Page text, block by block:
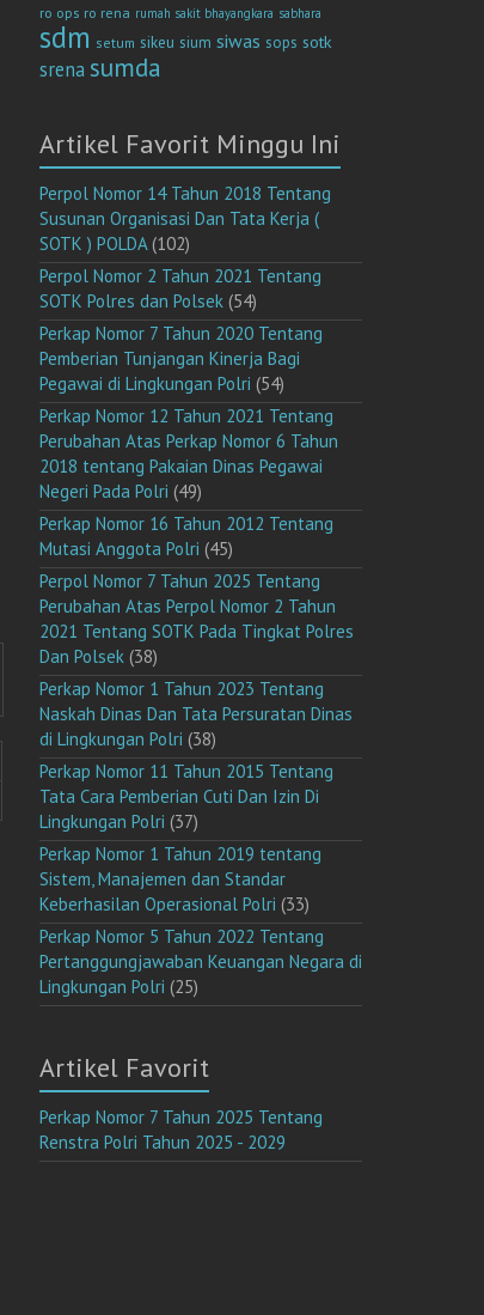
ro ops ro rena rumah sakit bhayangkara sabhara
sdm setum sikeu sium siwas sops sotk
srena sumda
Artikel Favorit Minggu Ini
Perpol Nomor 14 Tahun 2018 Tentang
Susunan Organisasi Dan Tata Kerja (
SOTK ) POLDA(102)
Perpol Nomor 2 Tahun 2021 Tentang
SOTK Polres dan Polsek (54)
Perkap Nomor 7 Tahun 2020 Tentang
Pemberian Tunjangan Kinerja Bagi
Pegawai di Lingkungan Polri (54)
Perkap Nomor 12 Tahun 2021 Tentang
Perubahan Atas Perkap Nomor 6 Tahun
2018 tentang Pakaian Dinas Pegawai
Negeri Pada Polri (49)
Perkap Nomor 16 Tahun 2012 Tentang
Mutasi Anggota Polri (45)
Perpol Nomor 7 Tahun 2025 Tentang
Perubahan Atas Perpol Nomor 2 Tahun
2021 Tentang SOTK Pada Tingkat Polres
Dan Polsek (38)
Perkap Nomor 1 Tahun 2023 Tentang
Naskah Dinas Dan Tata Persuratan Dinas
di Lingkungan Polri (38)
Perkap Nomor 11 Tahun 2015 Tentang
Tata Cara Pemberian Cuti Dan Izin Di
Lingkungan Polri (37)
Perkap Nomor 1 Tahun 2019 tentang
Sistem, Manajemen dan Standar
Keberhasilan Operasional Polri (33)
Perkap Nomor 5 Tahun 2022 Tentang
Pertanggungjawaban Keuangan Negara di
Lingkungan Polri (25)
Artikel Favorit
Perkap Nomor 7 Tahun 2025 Tentang
Renstra Polri Tahun 2025 - 2029